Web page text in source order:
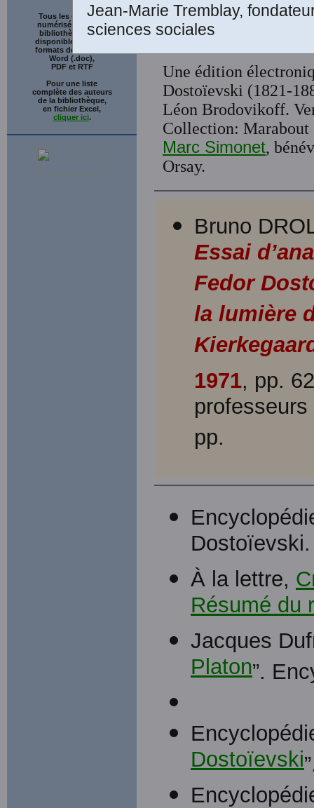
Tous les ouvrages
numérisés de cette
bibliothèque sont
disponibles en trois
formats de fichiers :
Word (.doc),
PDF et RTF
Pour une liste
complète des auteurs
de la bibliothèque,
en fichier Excel,
cliquer ici.
Une édition
Dostoïevski (1821-
Léon Brodovikoff.
Collection: Marabout
Marc Simonet,
Orsay.
Bruno
Essai
Fedor
la lumière
1971, pp.
pp.
Dostoïevski.
À la lettre,
Résumé du
Jacques
Platon”.
Dostoïevski
Jean-Marie Tremblay,
sciences sociales